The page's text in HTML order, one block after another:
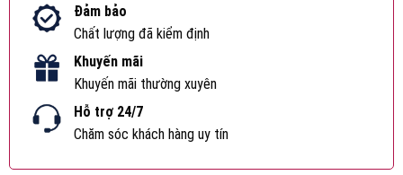
Đảm bảo
Chất lượng đã kiểm định
Khuyến mãi
Khuyến mãi thường xuyên
Hỗ trợ 24/7
Chăm sóc khách hàng uy tín